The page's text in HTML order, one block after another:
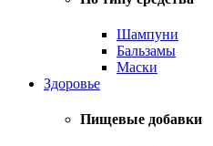
Шампуни
Бальзамы
Маски
Здоровье
Пищевые добавки